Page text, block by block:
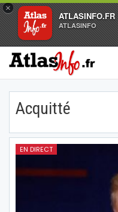
×
ATLASINFO.FR
ATLASINFO
Acquitté
EN DIRECT